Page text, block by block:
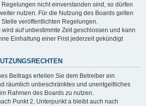
nicht einverstanden sind, so dürfen
nutzen. Für die Nutzung des Boards gelten
veröffentlichten Regelungen.
wird auf unbestimmte Zeit geschlossen und kann
Einhaltung einer Frist jederzeit gekündigt
Beitrags erteilen Sie dem Betreiber ein
räumlich unbeschränktes und unentgeltliches
Rahmen des Boards zu nutzen.
Punkt 2, Unterpunkt a bleibt auch nach